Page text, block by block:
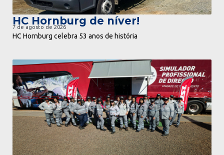
HC Hornburg de níver!
7 de agosto de 2026
HC Hornburg celebra 53 anos de história
ir para notícia